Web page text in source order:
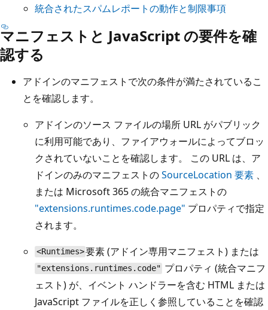
統合されたスパムレポートの動作と制限事項
マニフェストと JavaScript の要件を確
認する
アドインのマニフェストで次の条件が満たされているこ
とを確認します。
アドインのソース ファイルの場所 URL がパブリック
に利用可能であり、ファイアウォールによってブロッ
クされていないことを確認します。 この URL は、ア
ドインのみのマニフェストのSourceLocation 要素 、
または Microsoft 365 の統合マニフェストの
"extensions.runtimes.code.page" プロパティで指定
されます。
<Runtimes>要素 (アドイン専用マニフェスト) または
"extensions.runtimes.code" プロパティ (統合マニフ
ェスト) が、イベント ハンドラーを含む HTML または
JavaScript ファイルを正しく参照していることを確認